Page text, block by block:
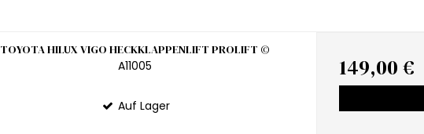
TOYOTA HILUX VIGO HECKKLAPPENLIFT PROLIFT ©
A11005
Auf Lager
149,00 €